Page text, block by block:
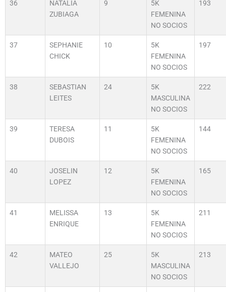
36
NATALIA
ZUBIAGA
9
5K
FEMENINA
NO SOCIOS
193
37
SEPHANIE
CHICK
10
5K
FEMENINA
NO SOCIOS
197
38
SEBASTIAN
LEITES
24
5K
MASCULINA
NO SOCIOS
222
39
TERESA
DUBOIS
11
5K
FEMENINA
NO SOCIOS
144
40
JOSELIN
LOPEZ
12
5K
FEMENINA
NO SOCIOS
165
41
MELISSA
ENRIQUE
13
5K
FEMENINA
NO SOCIOS
211
42
MATEO
VALLEJO
25
5K
MASCULINA
NO SOCIOS
213